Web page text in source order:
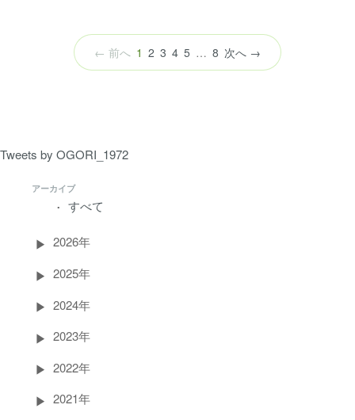
Tweets by OGORI_1972
アーカイブ
すべて
2026年
2025年
2024年
2023年
2022年
2021年
← 前へ 1 （こ
の
2 3 4 5 … 8 次へ →